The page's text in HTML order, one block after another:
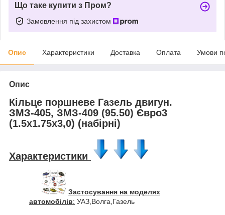
Що таке купити з Пром?
Замовлення під захистом
Опис Характеристики Доставка Оплата Умови
Опис
Кільце поршневе Газель двигун.
ЗМЗ-405, ЗМЗ-409 (95.50) Євро3
(1.5х1.75х3,0) (набірні)
Характеристики
Застосування на моделях
автомобілів: УАЗ,Волга,Газель